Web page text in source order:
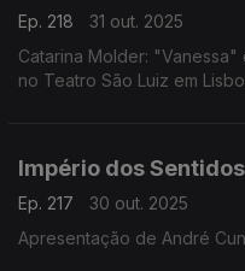
Ep. 218
31 out. 2025
Catarina Molder: "Vanessa"
no Teatro São Luiz em
Império dos Sentidos
Ep. 217
30 out. 2025
Apresentação de André